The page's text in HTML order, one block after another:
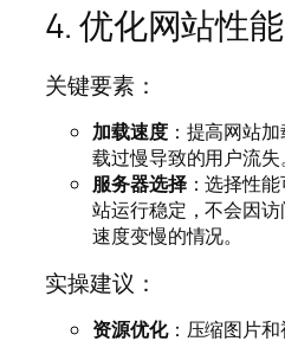
4. 优化网站性能
关键要素：
加载速度：提高网站
载过慢导致的用户流失。
服务器选择：选择性
站运行稳定，不会因
速度变慢的情况。
实操建议：
资源优化：压缩图片